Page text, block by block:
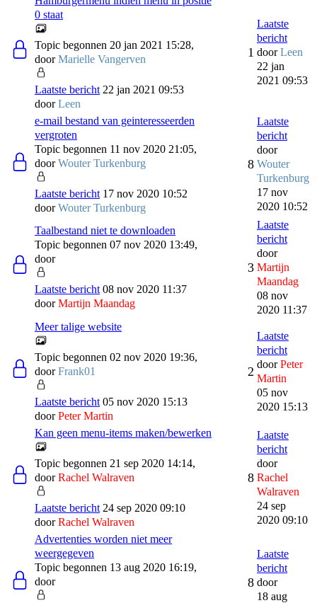
0 staat
Topic begonnen 20 jan 2021 15:28,
doorMarielle Vangerven
Laatste bericht 22 jan 2021 09:53
doorLeen
1
Laatste
bericht
doorLeen
22 jan
2021 09:53
e-mail bestand van geinteresseerden
vergroten
Topic begonnen 11 nov 2020 21:05,
doorWouter Turkenburg
Laatste bericht 17 nov 2020 10:52
doorWouter Turkenburg
8
Laatste
bericht
door
Wouter
Turkenburg
17 nov
2020 10:52
Taalbestand niet te downloaden
Topic begonnen 07 nov 2020 13:49,
door
Laatste bericht 08 nov 2020 11:37
doorMartijn Maandag
3
Laatste
bericht
door
Martijn
Maandag
08 nov
2020 11:37
Meer talige website
Topic begonnen 02 nov 2020 19:36,
doorFrank01
Laatste bericht 05 nov 2020 15:13
doorPeter Martin
2
Laatste
bericht
doorPeter
Martin
05 nov
2020 15:13
Kan geen menu-items maken/bewerken
Topic begonnen 21 sep 2020 14:14,
doorRachel Walraven
Laatste bericht 24 sep 2020 09:10
doorRachel Walraven
8
Laatste
bericht
door
Rachel
Walraven
24 sep
2020 09:10
Advertenties worden niet meer
weergegeven
Topic begonnen 13 aug 2020 16:19,
door
8
Laatste
bericht
door
18 aug